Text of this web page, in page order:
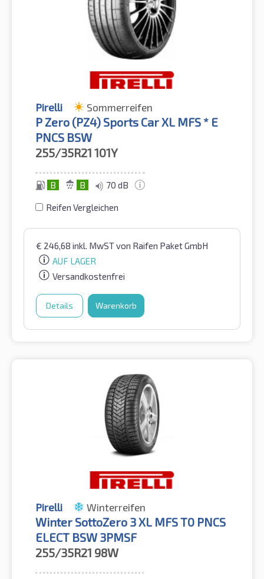
Pirelli Sommerreifen
P Zero (PZ4) Sports Car XL MFS * E
PNCS BSW
255/35R21 101Y
B B 70 dB
Reifen Vergleichen
€ 246,68 inkl. MwSTvon Raifen Paket GmbH
AUF LAGER
Versandkostenfrei
Details Warenkorb
Pirelli Winterreifen
Winter SottoZero 3 XL MFS T0 PNCS
ELECT BSW 3PMSF
255/35R21 98W